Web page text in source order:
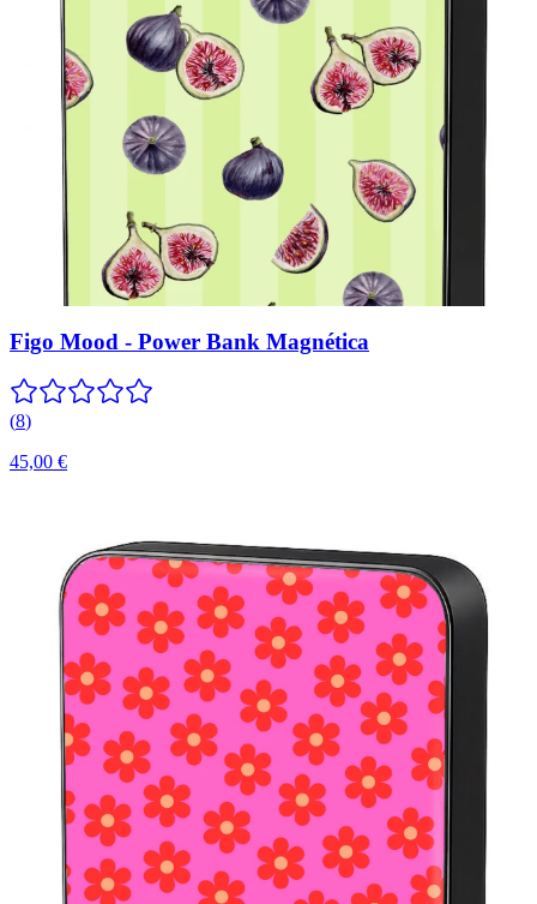
Figo Mood - Power Bank Magnética
(8)
45,00 €